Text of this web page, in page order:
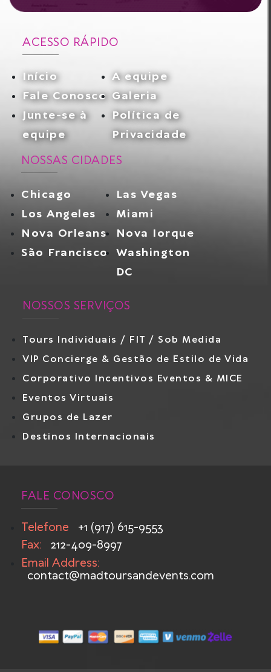
ACESSO RÁPIDO
Início
A equipe
Fale Conosco Galeria
Junte-se à
equipe
Política de
Privacidade
NOSSAS CIDADES
Chicago
Las Vegas
Los Angeles
Miami
Nova Orleans
Nova Iorque
São Francisco Washington
DC
NOSSOS SERVIÇOS
Tours Individuais / FIT / Sob Medida
VIP Concierge & Gestão de Estilo de Vida
Corporativo Incentivos Eventos & MICE
Eventos Virtuais
Grupos de Lazer
Destinos Internacionais
FALE CONOSCO
Telefone
+1 (917) 615-9553
Fax:
212-409-8997
Email Address:
contact@madtoursandevents.com